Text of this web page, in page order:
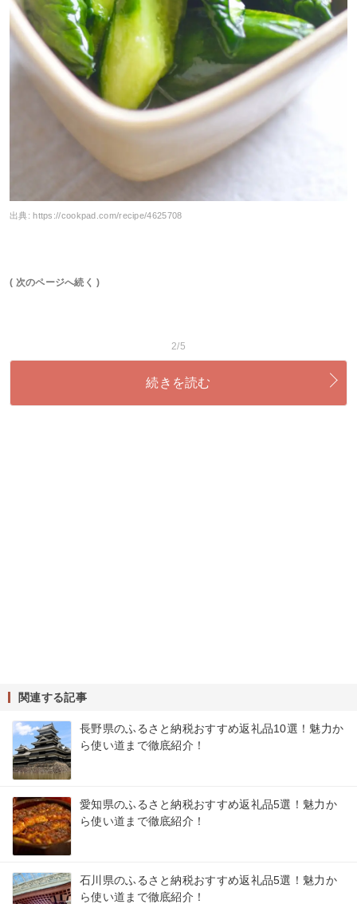
出典:https://cookpad.com/recipe/4625708
( 次のページへ続く )
2/5
続きを読む
関連する記事
長野県のふるさと納税おすすめ返礼品10選！魅力か
ら使い道まで徹底紹介！
愛知県のふるさと納税おすすめ返礼品5選！魅力か
ら使い道まで徹底紹介！
石川県のふるさと納税おすすめ返礼品5選！魅力か
ら使い道まで徹底紹介！